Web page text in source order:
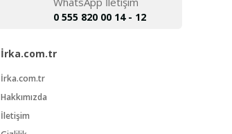
0 555 820 00 14 - 12
İrka.com.tr
İrka.com.tr
Hakkımızda
İletişim